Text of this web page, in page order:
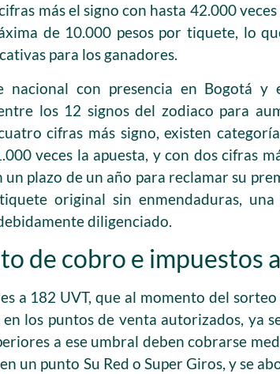
más el signo con hasta 42.000
de 10.000 pesos por tiquete, lo
para los ganadores.
nacional con presencia en Bogotá
los 12 signos del zodiaco para
cifras más signo, existen
veces la apuesta, y con dos cifras
un plazo de un año para reclamar su
original sin enmendaduras,
diligenciado.
de cobro e impuestos
a 182 UVT, que al momento del
los puntos de venta autorizados, ya
a ese umbral deben cobrarse
un punto Su Red o Super Giros, y se